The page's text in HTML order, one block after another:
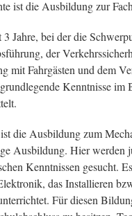
ist die Ausbildung zur
Jahre, bei der die
der
mit Fahrgästen und dem
Kenntnisse im
die Ausbildung zum
Ausbildung. Hier werden
Kenntnissen gesucht.
das Installieren
Für diesen